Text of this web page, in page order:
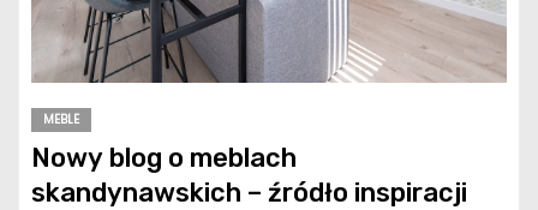
MEBLE
Nowy blog o meblach
skandynawskich – źródło inspiracji